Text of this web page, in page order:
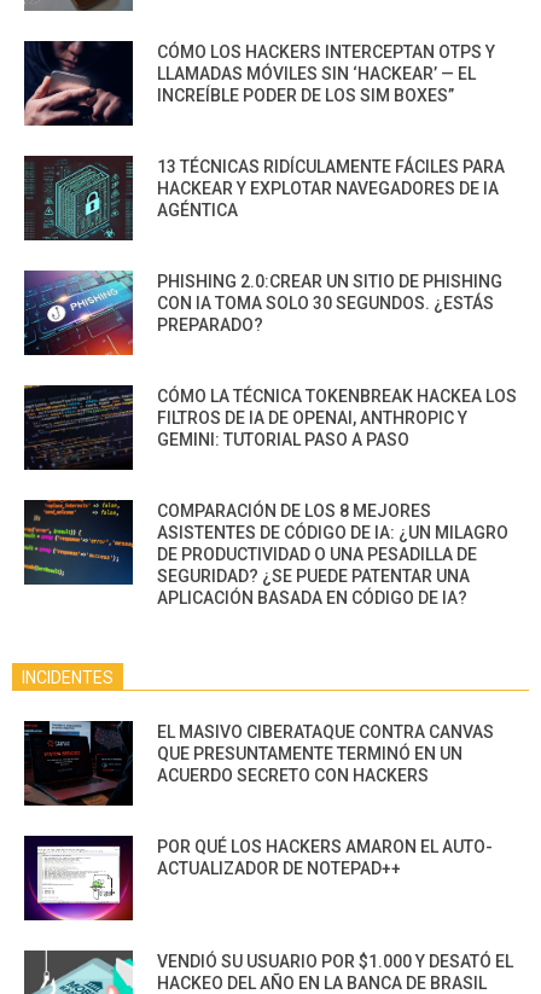
CÓMO LOS HACKERS INTERCEPTAN OTPS Y
LLAMADAS MÓVILES SIN ‘HACKEAR’ — EL
INCREÍBLE PODER DE LOS SIM BOXES”
13 TÉCNICAS RIDÍCULAMENTE FÁCILES PARA
HACKEAR Y EXPLOTAR NAVEGADORES DE IA
AGÉNTICA
PHISHING 2.0:CREAR UN SITIO DE PHISHING
CON IA TOMA SOLO 30 SEGUNDOS. ¿ESTÁS
PREPARADO?
CÓMO LA TÉCNICA TOKENBREAK HACKEA LOS
FILTROS DE IA DE OPENAI, ANTHROPIC Y
GEMINI: TUTORIAL PASO A PASO
COMPARACIÓN DE LOS 8 MEJORES
ASISTENTES DE CÓDIGO DE IA: ¿UN MILAGRO
DE PRODUCTIVIDAD O UNA PESADILLA DE
SEGURIDAD? ¿SE PUEDE PATENTAR UNA
APLICACIÓN BASADA EN CÓDIGO DE IA?
INCIDENTES
EL MASIVO CIBERATAQUE CONTRA CANVAS
QUE PRESUNTAMENTE TERMINÓ EN UN
ACUERDO SECRETO CON HACKERS
POR QUÉ LOS HACKERS AMARON EL AUTO-
ACTUALIZADOR DE NOTEPAD++
VENDIÓ SU USUARIO POR $1.000 Y DESATÓ EL
HACKEO DEL AÑO EN LA BANCA DE BRASIL